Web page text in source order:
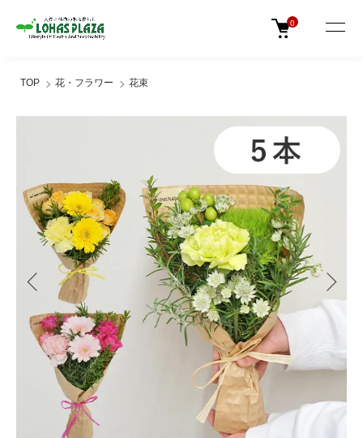
0
TOP 花・フラワー 花束